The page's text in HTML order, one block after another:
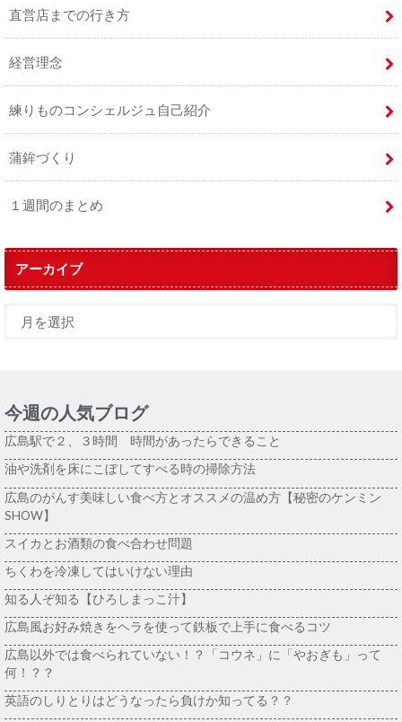
直営店までの行き方
経営理念
練りものコンシェルジュ自己紹介
蒲鉾づくり
１週間のまとめ
アーカイブ
今週の人気ブログ
広島駅で２、３時間 時間があったらできること
油や洗剤を床にこぼしてすべる時の掃除方法
広島のがんす美味しい食べ方とオススメの温め方【秘密のケンミン
SHOW】
スイカとお酒類の食べ合わせ問題
ちくわを冷凍してはいけない理由
知る人ぞ知る【ひろしまっこ汁】
広島風お好み焼きをヘラを使って鉄板で上手に食べるコツ
広島以外では食べられていない！？「コウネ」に「やおぎも」って
何！？？
英語のしりとりはどうなったら負けか知ってる？？